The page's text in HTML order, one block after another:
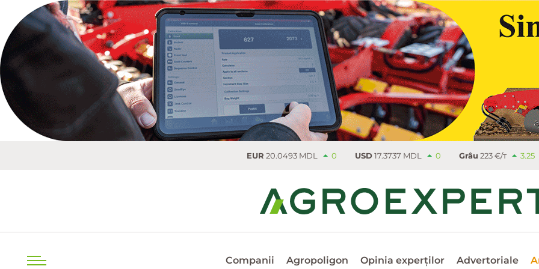
0 USD17.3737 MDL 0 Grâu223 €/т 3.25 Rapiţă533.25 €/т
Companii Agropoligon Opinia experților Advertoriale